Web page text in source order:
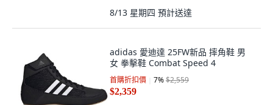
8/13 星期四 預計送達
adidas 愛迪達 25FW新品 摔角鞋 男
女 拳擊鞋 Combat Speed 4
首購折扣價 7%$2,559
$2,359